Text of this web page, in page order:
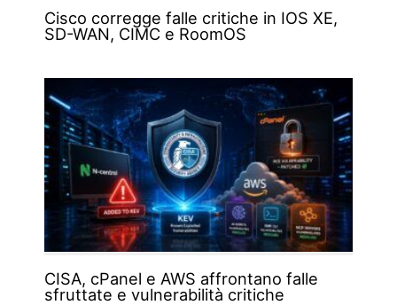
Cisco corregge falle critiche in IOS XE,
SD-WAN, CIMC e RoomOS
CISA, cPanel e AWS affrontano falle
sfruttate e vulnerabilità critiche